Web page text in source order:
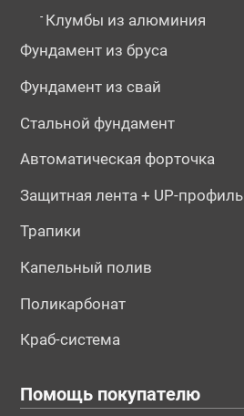
- Клумбы из алюминия
Фундамент из бруса
Фундамент из свай
Стальной фундамент
Автоматическая форточка
Защитная лента + UP-профиль
Трапики
Капельный полив
Поликарбонат
Краб-система
Помощь покупателю